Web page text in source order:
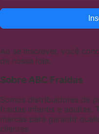
Ao se inscrever, você
de nossa loja.
Sobre ABC Fraldas
Somos distribuidores de
fraldas infantis e adultas.
marcas para garantir
clientes